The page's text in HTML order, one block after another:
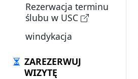
Rezerwacja terminu
ślubu w USC
windykacja
ZAREZERWUJ
WIZYTĘ